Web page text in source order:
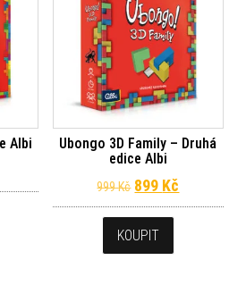
Albi
cena byla: 999 Kč.
cena je: 899 Kč.
Ubongo 3D Family – Druhá
edice Albi
999Kč Původní cena
899 Kč
KOUPIT